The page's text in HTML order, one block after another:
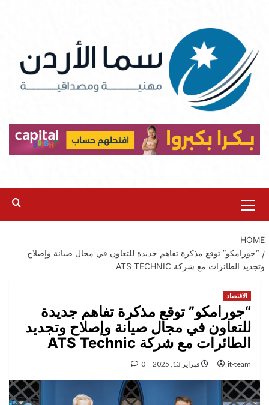
content
Menu
HOME
“جورامكو” توقع مذكرة تفاهم جديدة للتعاون في مجال صيانة وإصلاح
وتجديد الطائرات مع شركة ATS TECHNIC
الاقتصاد
“جورامكو” توقع مذكرة تفاهم جديدة
للتعاون في مجال صيانة وإصلاح وتجديد
الطائرات مع شركة ATS Technic
it-team فبراير 13, 2025 0